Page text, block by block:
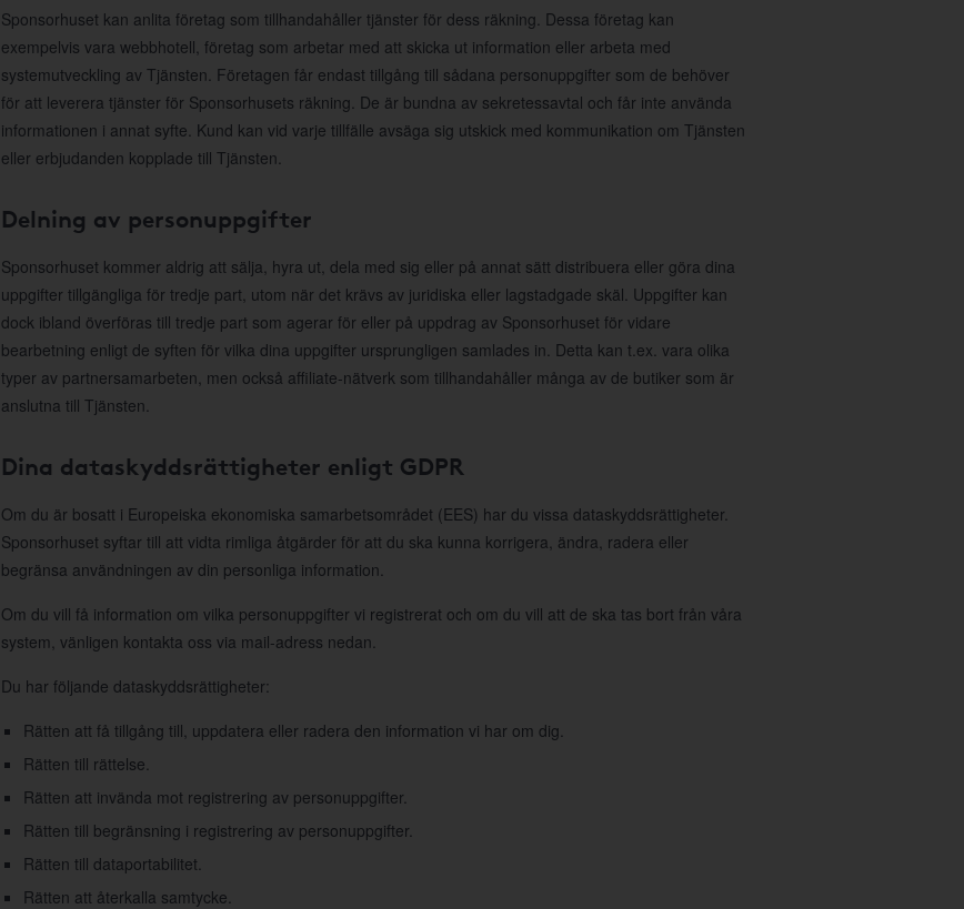
Sponsorhuset kan anlita företag som tillhandahåller tjänster för dess räkning. Dessa företag kan
exempelvis vara webbhotell, företag som arbetar med att skicka ut information eller arbeta med
systemutveckling av Tjänsten. Företagen får endast tillgång till sådana personuppgifter som de behöver
för att leverera tjänster för Sponsorhusets räkning. De är bundna av sekretessavtal och får inte använda
informationen i annat syfte. Kund kan vid varje tillfälle avsäga sig utskick med kommunikation om Tjänsten
eller erbjudanden kopplade till Tjänsten.
Delning av personuppgifter
Sponsorhuset kommer aldrig att sälja, hyra ut, dela med sig eller på annat sätt distribuera eller göra dina
uppgifter tillgängliga för tredje part, utom när det krävs av juridiska eller lagstadgade skäl. Uppgifter kan
dock ibland överföras till tredje part som agerar för eller på uppdrag av Sponsorhuset för vidare
bearbetning enligt de syften för vilka dina uppgifter ursprungligen samlades in. Detta kan t.ex. vara olika
typer av partnersamarbeten, men också affiliate-nätverk som tillhandahåller många av de butiker som är
anslutna till Tjänsten.
Dina dataskyddsrättigheter enligt GDPR
Om du är bosatt i Europeiska ekonomiska samarbetsområdet (EES) har du vissa dataskyddsrättigheter.
Sponsorhuset syftar till att vidta rimliga åtgärder för att du ska kunna korrigera, ändra, radera eller
begränsa användningen av din personliga information.
Om du vill få information om vilka personuppgifter vi registrerat och om du vill att de ska tas bort från våra
system, vänligen kontakta oss via mail-adress nedan.
Du har följande dataskyddsrättigheter:
Rätten att få tillgång till, uppdatera eller radera den information vi har om dig.
Rätten till rättelse.
Rätten att invända mot registrering av personuppgifter.
Rätten till begränsning i registrering av personuppgifter.
Rätten till dataportabilitet.
Rätten att återkalla samtycke.